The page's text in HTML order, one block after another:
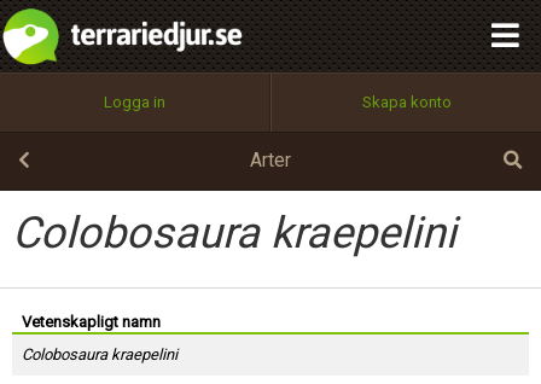
Logga in Skapa konto
Arter
Colobosaura kraepelini
Vetenskapligt namn
Colobosaura kraepelini
Utför
100%
OK
integritetspolicy
Namn:
Epost:
Lösenord:
Begär nytt lösenord
Tillbaka till förstasidan